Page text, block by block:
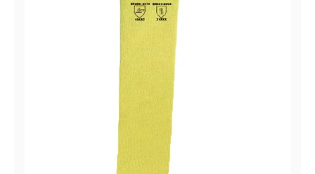
PrimaCut™ 68-103-14